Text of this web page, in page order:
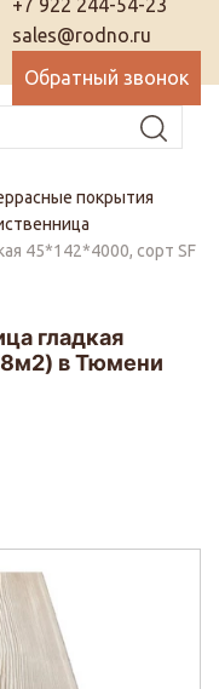
+7 922 244-54-23
sales@rodno.ru
Обратный звонок
покрытия
45*142*4000, сорт SF
гладкая
в Тюмени